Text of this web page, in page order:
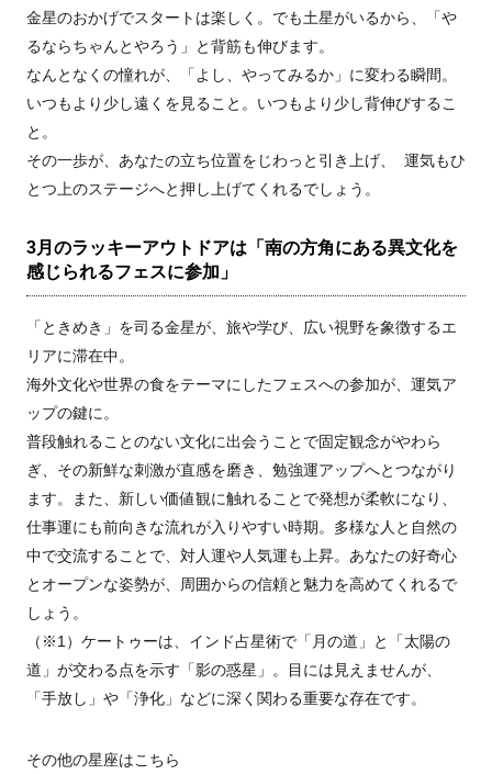
金星のおかげでスタートは楽しく。でも土星がいるから、「や
るならちゃんとやろう」と背筋も伸びます。
なんとなくの憧れが、「よし、やってみるか」に変わる瞬間。
いつもより少し遠くを見ること。いつもより少し背伸びするこ
と。
その一歩が、あなたの立ち位置をじわっと引き上げ、 運気もひ
とつ上のステージへと押し上げてくれるでしょう。
3月のラッキーアウトドアは「南の方角にある異文化を
感じられるフェスに参加」
「ときめき」を司る金星が、旅や学び、広い視野を象徴するエ
リアに滞在中。
海外文化や世界の食をテーマにしたフェスへの参加が、運気ア
ップの鍵に。
普段触れることのない文化に出会うことで固定観念がやわら
ぎ、その新鮮な刺激が直感を磨き、勉強運アップへとつながり
ます。また、新しい価値観に触れることで発想が柔軟になり、
仕事運にも前向きな流れが入りやすい時期。多様な人と自然の
中で交流することで、対人運や人気運も上昇。あなたの好奇心
とオープンな姿勢が、周囲からの信頼と魅力を高めてくれるで
しょう。
（※1）ケートゥーは、インド占星術で「月の道」と「太陽の
道」が交わる点を示す「影の惑星」。目には見えませんが、
「手放し」や「浄化」などに深く関わる重要な存在です。
その他の星座はこちら